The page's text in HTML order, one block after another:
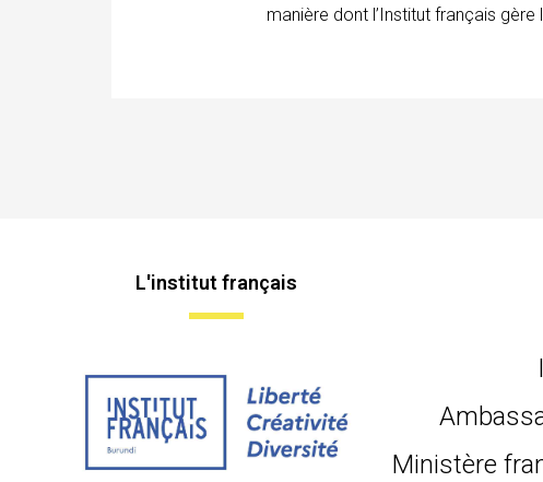
manière dont l’Institut français
L'institut français
Ministère